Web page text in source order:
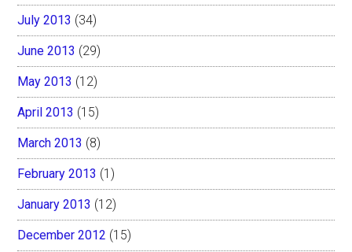
July 2013 (34)
June 2013 (29)
May 2013 (12)
April 2013 (15)
March 2013 (8)
February 2013 (1)
January 2013 (12)
December 2012 (15)